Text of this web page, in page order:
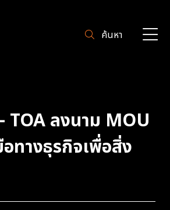
ค้นหา
TOA ลงนาม MOU
ทางธุรกิจเพื่อสิ่ง